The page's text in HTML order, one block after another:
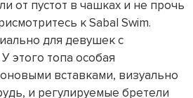
от пустот в чашках и не прочь
к Sabal Swim.
для девушек с
этого топа особая
вставками, визуально
и регулируемые бретели